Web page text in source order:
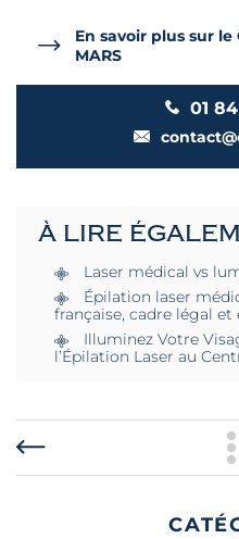
En savoir plus sur le
MARS
01
À LIRE
Laser médical vs
Épilation laser
française, cadre légal
Illuminez Votre
l’Épilation Laser au